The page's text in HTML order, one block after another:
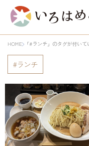
HOME 「#ランチ」のタグが付い
ランチ